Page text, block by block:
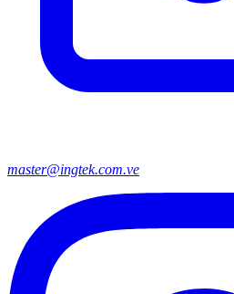
master@ingtek.com.ve